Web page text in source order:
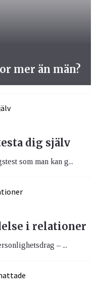
mer än män?
dig själv
som man kan g...
i relationer
– ...